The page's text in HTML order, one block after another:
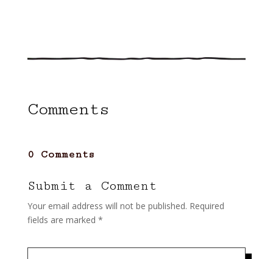
Comments
0 Comments
Submit a Comment
Your email address will not be published. Required
fields are marked *